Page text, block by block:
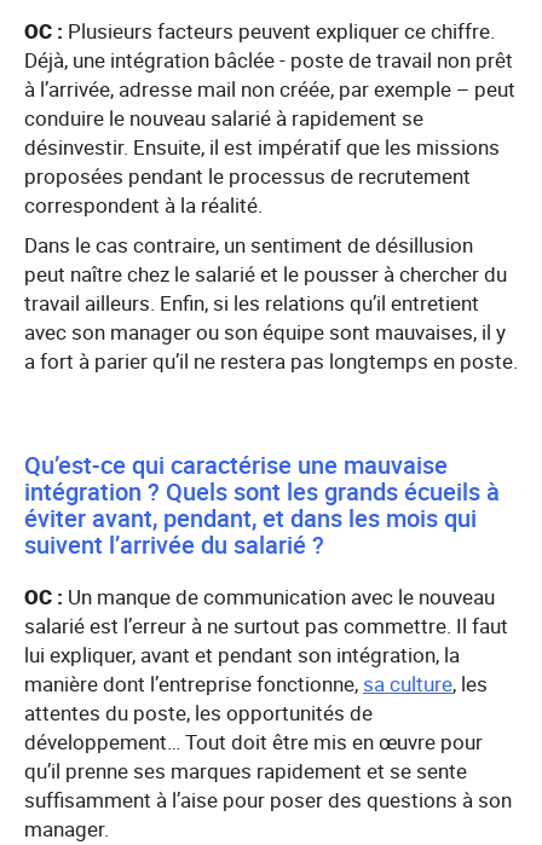
OC : Plusieurs facteurs peuvent expliquer ce chiffre.
Déjà, une intégration bâclée - poste de travail non prêt
à l’arrivée, adresse mail non créée, par exemple – peut
conduire le nouveau salarié à rapidement se
désinvestir. Ensuite, il est impératif que les missions
proposées pendant le processus de recrutement
correspondent à la réalité.
Dans le cas contraire, un sentiment de désillusion
peut naître chez le salarié et le pousser à chercher du
travail ailleurs. Enfin, si les relations qu’il entretient
avec son manager ou son équipe sont mauvaises, il y
a fort à parier qu’il ne restera pas longtemps en poste.
Qu’est-ce qui caractérise une mauvaise
intégration ? Quels sont les grands écueils à
éviter avant, pendant, et dans les mois qui
suivent l’arrivée du salarié ?
OC : Un manque de communication avec le nouveau
salarié est l’erreur à ne surtout pas commettre. Il faut
lui expliquer, avant et pendant son intégration, la
manière dont l’entreprise fonctionne, sa culture, les
attentes du poste, les opportunités de
développement… Tout doit être mis en œuvre pour
qu’il prenne ses marques rapidement et se sente
suffisamment à l’aise pour poser des questions à son
manager.